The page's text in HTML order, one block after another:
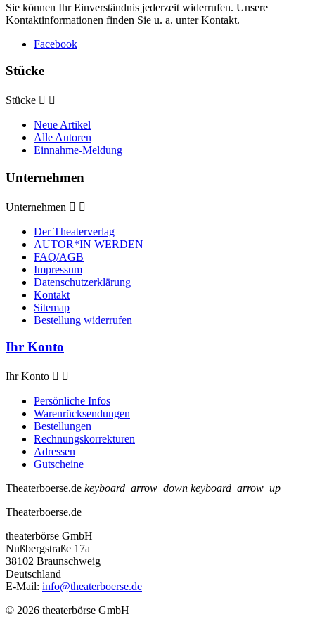
Sie können Ihr Einverständnis jederzeit widerrufen. Unsere
Kontaktinformationen finden Sie u. a. unter Kontakt.
Facebook
Stücke
Stücke  
Neue Artikel
Alle Autoren
Einnahme-Meldung
Unternehmen
Unternehmen  
Der Theaterverlag
AUTOR*IN WERDEN
FAQ/AGB
Impressum
Datenschutzerklärung
Kontakt
Sitemap
Bestellung widerrufen
Ihr Konto
Ihr Konto  
Persönliche Infos
Warenrücksendungen
Bestellungen
Rechnungskorrekturen
Adressen
Gutscheine
Theaterboerse.de keyboard_arrow_down keyboard_arrow_up
Theaterboerse.de
theaterbörse GmbH
Nußbergstraße 17a
38102 Braunschweig
Deutschland
E-Mail: info@theaterboerse.de
© 2026 theaterbörse GmbH